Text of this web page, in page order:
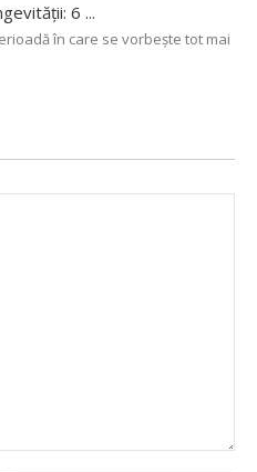
6 ...
în care se vorbește tot mai